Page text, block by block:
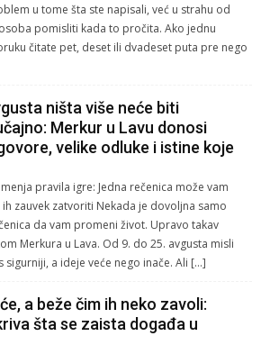
u tome šta ste napisali, već u strahu od
pomisliti kada to pročita. Ako jednu
čitate pet, deset ili dvadeset puta pre nego
ništa više neće biti
Merkur u Lavu donosi
velike odluke i istine koje
pravila igre: Jedna rečenica može vam
zauvek zatvoriti Nekada je dovoljna samo
da vam promeni život. Upravo takav
Merkura u Lava. Od 9. do 25. avgusta misli
sigurniji, a ideje veće nego inače. Ali […]
a beže čim ih neko zavoli:
šta se zaista događa u